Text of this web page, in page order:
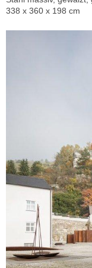
338 x 360 x 198 cm